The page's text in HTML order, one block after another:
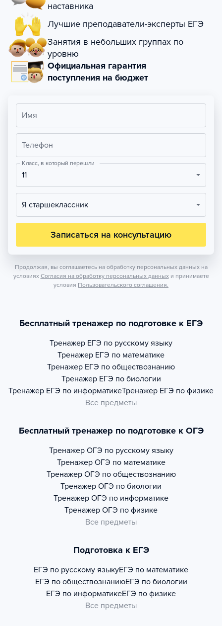
наставника
Лучшие преподаватели-эксперты ЕГЭ
Занятия в небольших группах по
уровню
Официальная гарантия
поступления на бюджет
Имя
Телефон
Класс, в который перешли
11
Я старшеклассник
Записаться на консультацию
Продолжая, вы соглашаетесь на обработку персональных данных на
условиях Согласия на обработку персональных данных и принимаете
условия Пользовательского соглашения.
Бесплатный тренажер по подготовке к ЕГЭ
Тренажер ЕГЭ по русскому языку
Тренажер ЕГЭ по математике
Тренажер ЕГЭ по обществознанию
Тренажер ЕГЭ по биологии
Тренажер ЕГЭ по информатикеТренажер ЕГЭ по физике
Все предметы
Бесплатный тренажер по подготовке к ОГЭ
Тренажер ОГЭ по русскому языку
Тренажер ОГЭ по математике
Тренажер ОГЭ по обществознанию
Тренажер ОГЭ по биологии
Тренажер ОГЭ по информатике
Тренажер ОГЭ по физике
Все предметы
Подготовка к ЕГЭ
ЕГЭ по русскому языкуЕГЭ по математике
ЕГЭ по обществознаниюЕГЭ по биологии
ЕГЭ по информатикеЕГЭ по физике
Все предметы